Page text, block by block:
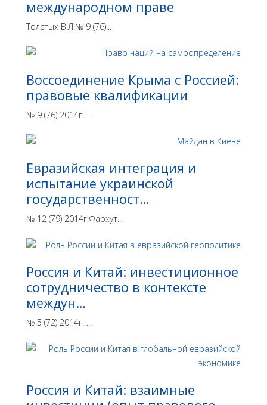
международном праве
Толстых В.Л.№ 9 (76)...
Воссоединение Крыма с Россией:
правовые квалификации
№ 9 (76) 2014г. ...
Евразийская интеграция и
испытание украинской
государственност…
№ 12 (79) 2014г.Фархут...
Россия и Китай: инвестиционное
сотрудничество в контексте
междун…
№ 5 (72) 2014г. ...
Россия и Китай: взаимные